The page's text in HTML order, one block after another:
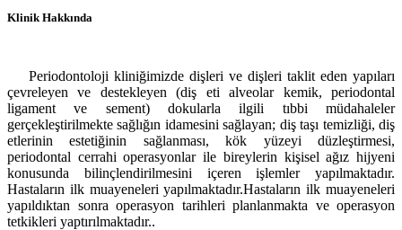
Klinik Hakkında
Periodontoloji kliniğimizde dişleri ve dişleri taklit eden yapıları
çevreleyen ve destekleyen (diş eti alveolar kemik, periodontal
ligament ve sement) dokularla ilgili tıbbi müdahaleler
gerçekleştirilmekte sağlığın idamesini sağlayan; diş taşı temizliği, diş
etlerinin estetiğinin sağlanması, kök yüzeyi düzleştirmesi,
periodontal cerrahi operasyonlar ile bireylerin kişisel ağız hijyeni
konusunda bilinçlendirilmesini içeren işlemler yapılmaktadır.
Hastaların ilk muayeneleri yapılmaktadır.Hastaların ilk muayeneleri
yapıldıktan sonra operasyon tarihleri planlanmakta ve operasyon
tetkikleri yaptırılmaktadır..